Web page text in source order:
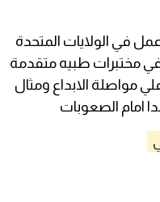
الولايات المتحدة
في مختبرات طبيه متقدمة
مواصلة الابداع ومثال
امام الصعوبات